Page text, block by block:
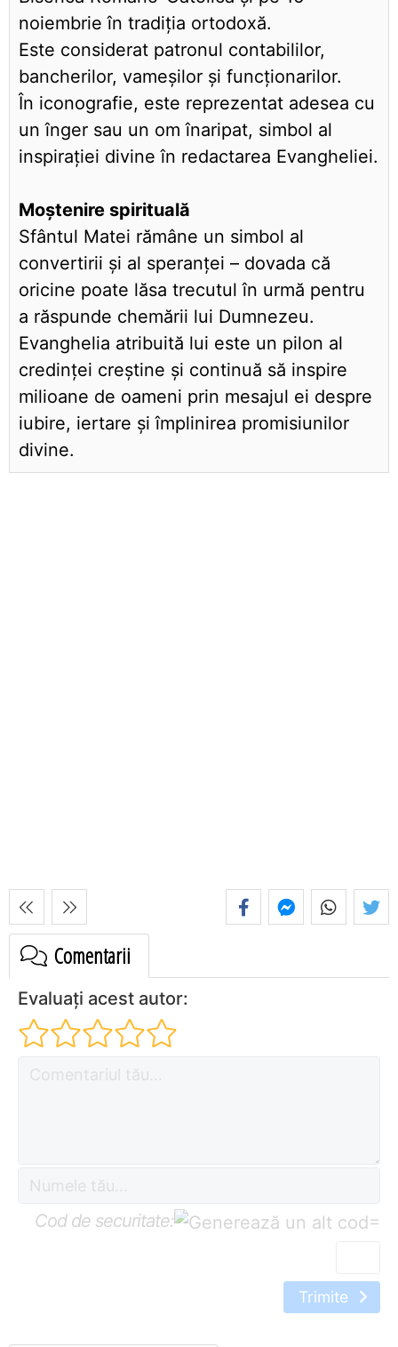
noiembrie în tradiția ortodoxă.
Este considerat patronul contabililor,
bancherilor, vameșilor și funcționarilor.
În iconografie, este reprezentat adesea cu
un înger sau un om înaripat, simbol al
inspirației divine în redactarea Evangheliei.
Moștenire spirituală
Sfântul Matei rămâne un simbol al
convertirii și al speranței – dovada că
oricine poate lăsa trecutul în urmă pentru
a răspunde chemării lui Dumnezeu.
Evanghelia atribuită lui este un pilon al
credinței creștine și continuă să inspire
milioane de oameni prin mesajul ei despre
iubire, iertare și împlinirea promisiunilor
divine.
Comentarii
Evaluați acest autor:
Cod de securitate: =
Trimite